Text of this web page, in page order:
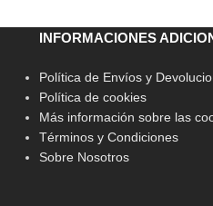
INFORMACIONES
Política de Envíos y
Política de cookies
Más información sobre las
Términos y Condiciones
Sobre Nosotros